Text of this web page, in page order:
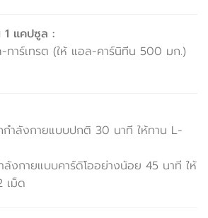
1 แคปซูล :
าร์เทรต (ให้ แอล-คาร์นิทีน 500 มก.)
ำลังกายแบบปกติ 30 นาที ให้ทาน L-
ลังกายแบบคาร์ดิโออย่างน้อย 45 นาที ให้
เม็ด